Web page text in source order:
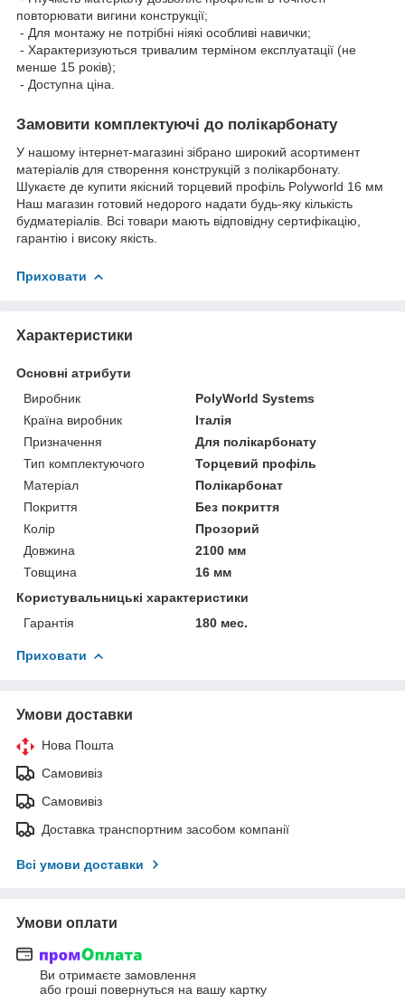
повторювати вигини конструкції;
- Для монтажу не потрібні ніякі особливі навички;
- Характеризуються тривалим терміном експлуатації (не
менше 15 років);
- Доступна ціна.
Замовити комплектуючі до полікарбонату
У нашому інтернет-магазині зібрано широкий асортимент
матеріалів для створення конструкцій з полікарбонату.
Шукаєте де купити якісний торцевий профіль Polyworld 16 мм
Наш магазин готовий недорого надати будь-яку кількість
будматеріалів. Всі товари мають відповідну сертифікацію,
гарантію і високу якість.
Приховати
Характеристики
Основні атрибути
Виробник
PolyWorld Systems
Країна виробник
Італія
Призначення
Для полікарбонату
Тип комплектуючого
Торцевий профіль
Матеріал
Полікарбонат
Покриття
Без покриття
Колір
Прозорий
Довжина
2100 мм
Товщина
16 мм
Користувальницькі характеристики
Гарантія
180 мес.
Приховати
Умови доставки
Нова Пошта
Самовивіз
Самовивіз
Доставка транспортним засобом компанії
Всі умови доставки
Умови оплати
Ви отримаєте замовлення
або гроші повернуться на вашу картку